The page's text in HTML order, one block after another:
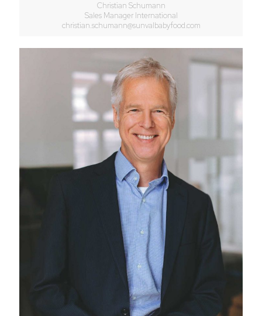
Christian Schumann
Sales Manager International
christian.schumann@sunvalbabyfood.com